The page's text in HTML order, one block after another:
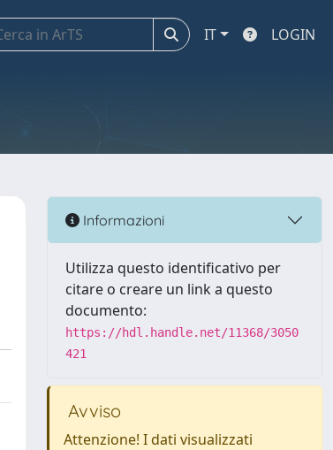
IT LOGIN
Informazioni
Utilizza questo identificativo per
citare o creare un link a questo
documento:
https://hdl.handle.net/11368/3050
421
Avviso
Attenzione! I dati visualizzati